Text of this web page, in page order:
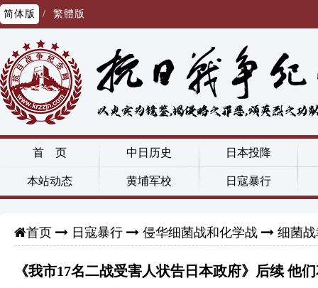
简体版 / 繁體版
首 页 中日历史 日本投降
本站动态 黄埔军校 日寇暴行
首页 日寇暴行 侵华细菌战和化学战 细菌
《我市17名二战受害人状告日本政府》后续 他